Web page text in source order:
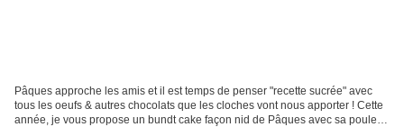
Pâques approche les amis et il est temps de penser "recette sucrée" avec
tous les oeufs & autres chocolats que les cloches vont nous apporter ! Cette
année, je vous propose un bundt cake façon nid de Pâques avec sa poule